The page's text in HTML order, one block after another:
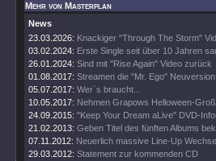
Mehr von Masterplan
News
23.03.2026: Knackiger "Through The Storm"
03.02.2024: Erste Single seit über 10 Jahren
26.01.2024: Sind mit "Rise Again" Video zurück
01.08.2017: Streamen die "Mr. Ego" Neuversion
05.07.2017: Wer`s braucht...
10.05.2017: Nehmen Grapows Helloween-
24.09.2015: "Keep Your Dream aLive" DVD-
21.02.2013: Geben Titel des fünften Albums
07.11.2012: Neuerlich massive Line-Up
29.03.2012: Statement zur kommenden CD